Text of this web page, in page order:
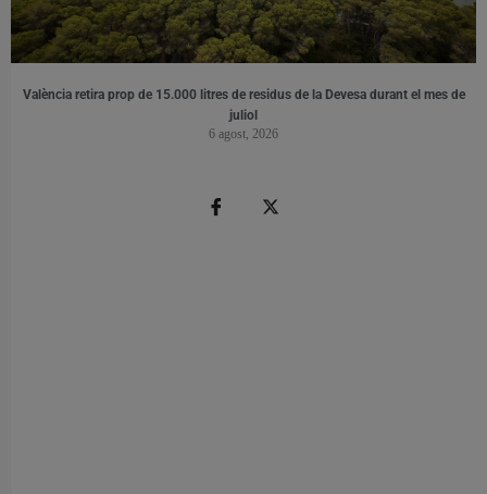
València retira prop de 15.000 litres de residus de la Devesa durant el mes de
juliol
6 agost, 2026